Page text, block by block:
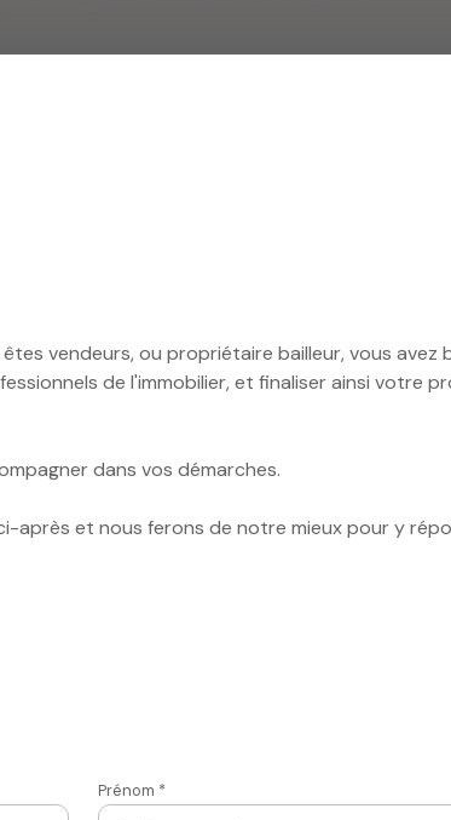
vendeurs, ou propriétaire bailleur, vous avez
de l'immobilier, et finaliser ainsi votre
dans vos démarches.
après et nous ferons de notre mieux pour y
Prénom *